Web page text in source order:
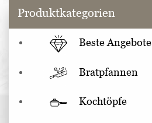
Produktkategorien
Beste Angebote
Bratpfannen
Kochtöpfe